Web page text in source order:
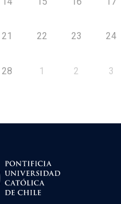
21 22 23 24
28 1 2 3